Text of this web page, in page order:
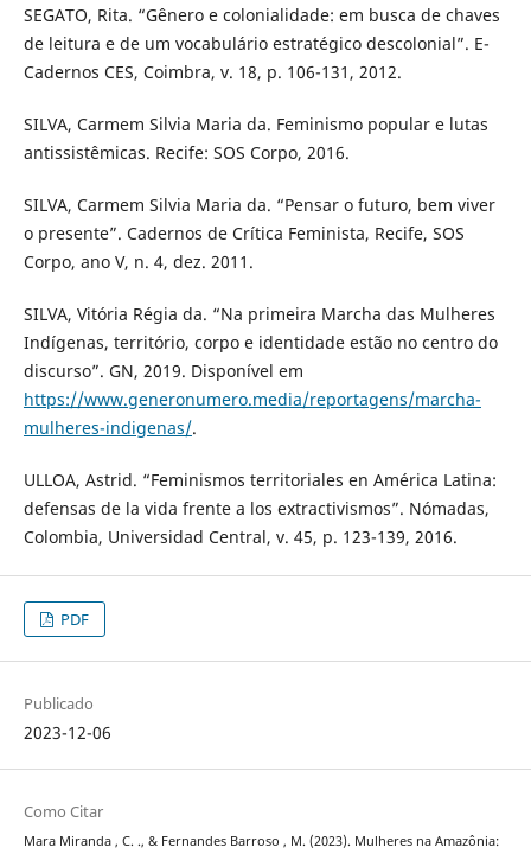
SEGATO, Rita. “Gênero e colonialidade: em busca de chaves
de leitura e de um vocabulário estratégico descolonial”. E-
Cadernos CES, Coimbra, v. 18, p. 106-131, 2012.
SILVA, Carmem Silvia Maria da. Feminismo popular e lutas
antissistêmicas. Recife: SOS Corpo, 2016.
SILVA, Carmem Silvia Maria da. “Pensar o futuro, bem viver
o presente”. Cadernos de Crítica Feminista, Recife, SOS
Corpo, ano V, n. 4, dez. 2011.
SILVA, Vitória Régia da. “Na primeira Marcha das Mulheres
Indígenas, território, corpo e identidade estão no centro do
discurso”. GN, 2019. Disponível em
https://www.generonumero.media/reportagens/marcha-
mulheres-indigenas/.
ULLOA, Astrid. “Feminismos territoriales en América Latina:
defensas de la vida frente a los extractivismos”. Nómadas,
Colombia, Universidad Central, v. 45, p. 123-139, 2016.
PDF
Publicado
2023-12-06
Como Citar
Mara Miranda , C. ., & Fernandes Barroso , M. (2023). Mulheres na Amazônia: